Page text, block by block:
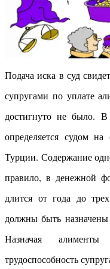
Подача иска в суд
супругами по уплате
достигнуто не было.
определяется судом
Турции. Содержание
правило, в денежной
длится от года до
должны быть
Назначая
трудоспособность